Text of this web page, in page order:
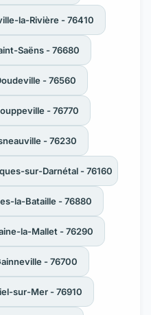
la-Rivière - 76410
Saëns - 76680
- 76560
- 76770
- 76230
sur-Darnétal - 76160
la-Bataille - 76880
la-Mallet - 76290
- 76700
sur-Mer - 76910